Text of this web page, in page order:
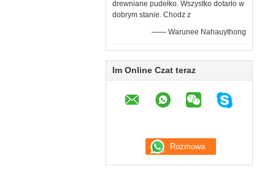
drewniane pudełko. Wszystko dotarło w
dobrym stanie. Chodz z
—— Warunee Nahauythong
Im Online Czat teraz